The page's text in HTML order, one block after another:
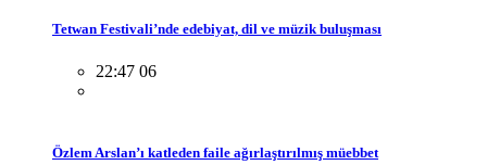
Tetwan Festivali’nde edebiyat, dil ve müzik buluşması
22:47 06
Özlem Arslan’ı katleden faile ağırlaştırılmış müebbet